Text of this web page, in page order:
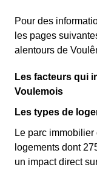
Pour des
les pages
alentours de
Les facteurs qui
Voulemois
Les types de
Le parc
logements dont
un impact direct